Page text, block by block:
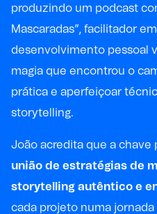
produzindo um podcast
Mascaradas”, facilitador
desenvolvimento pessoal
magia que encontrou o
prática e aperfeiçoar
storytelling.
João acredita que a chave
união de estratégias de
storytelling autêntico e
cada projeto numa